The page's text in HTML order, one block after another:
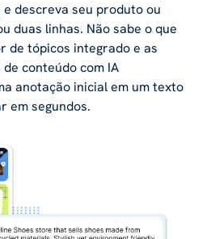
e descreva seu produto ou
duas linhas. Não sabe o que
de tópicos integrado e as
conteúdo com IA
anotação inicial em um texto
em segundos.